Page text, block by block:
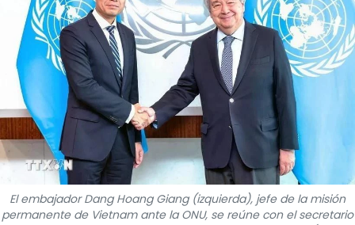
HISTORIAS MULTIMEDIA
FOTOGRAFÍA
¿QUIÉNES SOMOS?
TIẾNG VIỆT
ENGLISH
El embajador Dang Hoang Giang (izquierda), jefe de la misión
permanente de Vietnam ante la ONU, se reúne con el secretario